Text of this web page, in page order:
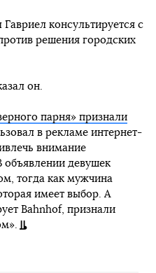
консультируется с
решения городских
он.
парня» признали
в рекламе интернет-
внимание
объявлении девушек
тогда как мужчина
имеет выбор. А
Bahnhof, признали